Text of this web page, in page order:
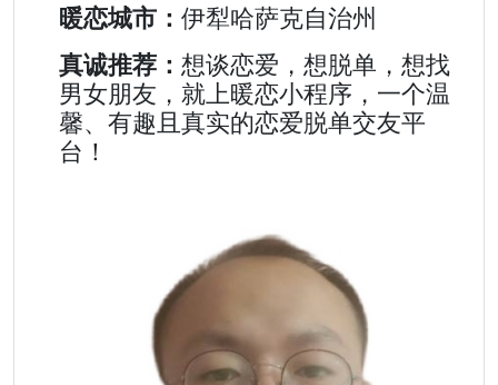
暖恋城市： 伊犁哈萨克自治州
真诚推荐： 想谈恋爱，想脱单，想找
男女朋友，就上暖恋小程序，一个温
馨、有趣且真实的恋爱脱单交友平
台！